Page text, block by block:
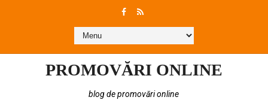
PROMOVĂRI ONLINE
blog de promovări online